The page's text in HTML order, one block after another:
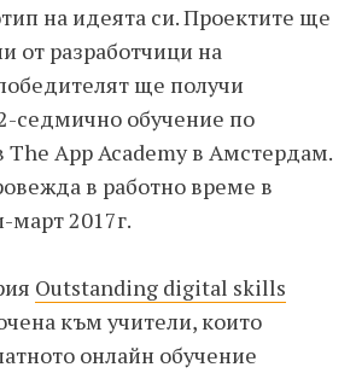
на идеята си. Проектите ще
от разработчици на
ще получи
седмично обучение по
The App Academy в Амстердам.
в работно време в
март 2017г.
Outstanding digital skills
към учители, които
онлайн обучение